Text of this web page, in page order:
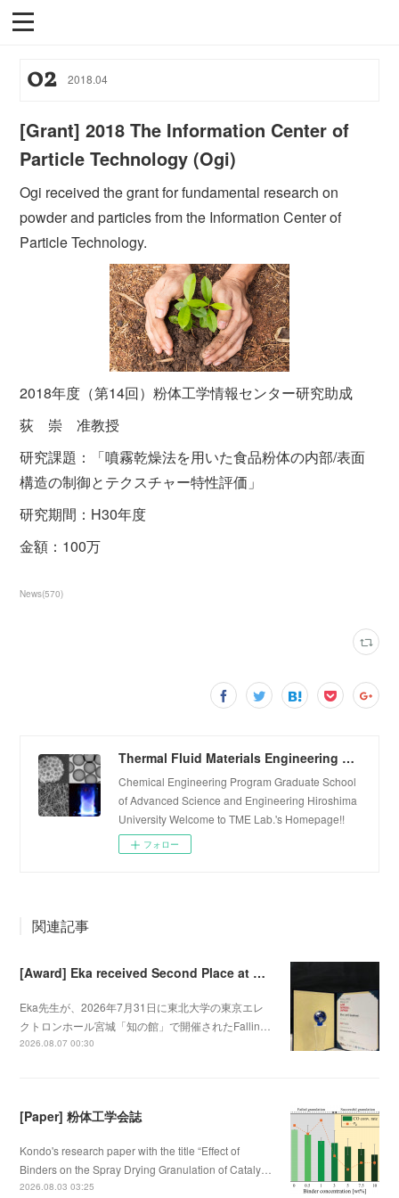
02 2018.04
[Grant] 2018 The Information Center of
Particle Technology (Ogi)
Ogi received the grant for fundamental research on
powder and particles from the Information Center of
Particle Technology.
2018年度（第14回）粉体工学情報センター研究助成
荻 崇 准教授
研究課題：「噴霧乾燥法を用いた食品粉体の内部/表面
構造の制御とテクスチャー特性評価」
研究期間：H30年度
金額：100万
News(570)
Thermal Fluid Materials Engineering Laboratory
Chemical Engineering Program Graduate School
of Advanced Science and Engineering Hiroshima
University Welcome to TME Lab.'s Homepage!!
フォロー
関連記事
[Award] Eka received Second Place at Falling Walls Lab Sendai 2026
Eka先生が、2026年7月31日に東北大学の東京エレ
クトロンホール宮城「知の館」で開催されたFallin…
2026.08.07 00:30
[Paper] 粉体工学会誌
Kondo's research paper with the title “Effect of
Binders on the Spray Drying Granulation of Cataly…
2026.08.03 03:25